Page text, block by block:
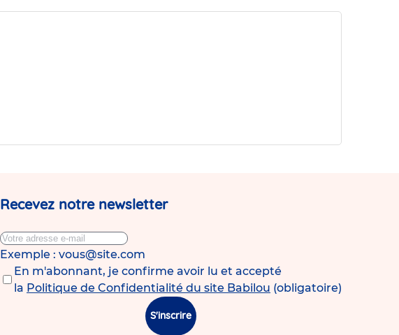
de
Recevez notre newsletter
Exemple : vous@site.com
En m'abonnant, je confirme avoir lu et accepté
la Politique de Confidentialité du site Babilou (obligatoire)
S'inscrire